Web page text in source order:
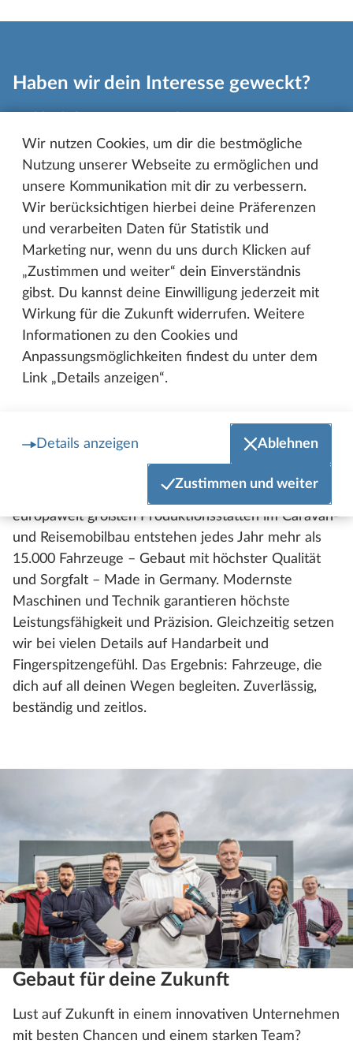
Wir nutzen Cookies, um dir die bestmögliche
Nutzung unserer Webseite zu ermöglichen und
unsere Kommunikation mit dir zu verbessern.
Wir berücksichtigen hierbei deine Präferenzen
und verarbeiten Daten für Statistik und
Marketing nur, wenn du uns durch Klicken auf
„Zustimmen und weiter“ dein Einverständnis
gibst. Du kannst deine Einwilligung jederzeit mit
Wirkung für die Zukunft widerrufen. Weitere
Informationen zu den Cookies und
Anpassungsmöglichkeiten findest du unter dem
Link „Details anzeigen“.
Details anzeigen Ablehnen
Zustimmen und weiter
Haben wir dein Interesse geweckt?
jobs@hobby-caravan.de
Wir freuen uns auf dich.
Gebaut fürs Leben. Unser
Markenversprechen.
Dies solltest auch du zu deinem Arbeitsmotto
Hersteller von Caravans anstrebst. Bewirb dich für
eine herausfordernde Tätigkeit an unserem
Traditionsstandort Fockbek in Schleswig-Holstein
europaweit größten Produktionsstätten im Caravan-
und Reisemobilbau entstehen jedes Jahr mehr als
15.000 Fahrzeuge – Gebaut mit höchster Qualität
und Sorgfalt – Made in Germany. Modernste
Maschinen und Technik garantieren höchste
Leistungsfähigkeit und Präzision. Gleichzeitig setzen
wir bei vielen Details auf Handarbeit und
Fingerspitzengefühl. Das Ergebnis: Fahrzeuge, die
dich auf all deinen Wegen begleiten. Zuverlässig,
beständig und zeitlos.
Gebaut für deine Zukunft
Lust auf Zukunft in einem innovativen Unternehmen
mit besten Chancen und einem starken Team?